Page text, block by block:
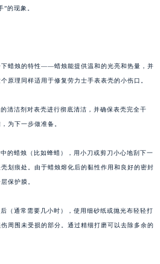
的现象。
蜡烛的特性——蜡烛能提供温和的光亮和热量，并
原理同样适用于修复劳力士手表表壳的小伤口。
清洁剂对表壳进行彻底清洁，并确保表壳完全干
为下一步做准备。
的蜡烛（比如蜂蜡），用小刀或剪刀小心地刮下一
划痕处。由于蜡烛熔化后的黏性作用和良好的密封
保护膜。
（通常需要几小时），使用细砂纸或抛光布轻轻打
周围未受损的部分。通过精细打磨可以去除多余的